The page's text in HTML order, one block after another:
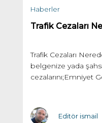
Haberler
Trafik Cezaları
Trafik Cezaları
belgenize yada
cezalarını;Emniyet
Editör ismail